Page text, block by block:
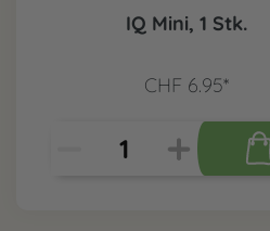
IQ Mini, 1 Stk.
CHF 6.95*